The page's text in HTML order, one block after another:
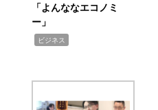
「よんななエコノミ
ー」
ビジネス